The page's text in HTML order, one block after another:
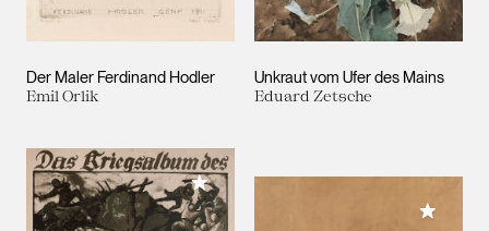
Der Maler Ferdinand Hodler
Emil Orlik
Unkraut vom Ufer des Mains
Eduard Zetsche
Meiner Sammlung hinzufügen
Meiner